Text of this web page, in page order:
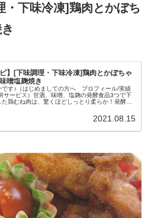
・下味冷凍]鶏肉とかぼち
ピ】[下味調理・下味冷凍]鶏肉とかぼちゃ
噌塩麹焼き
です♪（はじめましての方へ プロフィール/実績
サービス）甘酒、味噌、塩麹の発酵食品3つで下
た鶏むね肉は、驚くほどしっとり柔らか！発酵食
2021.08.15